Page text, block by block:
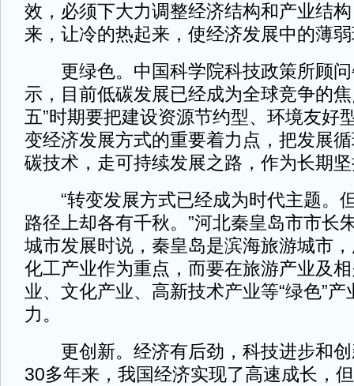
效，必须下大力调整经济结构和产业结
来，让冷的热起来，使经济发展中的薄
更绿色。中国科学院科技政策所顾问
示，目前低碳发展已经成为全球竞争的
五”时期要把建设资源节约型、环境友好
变经济发展方式的重要着力点，把发展
碳技术，走可持续发展之路，作为长期
“转变发展方式已经成为时代主题。
路径上却各有千秋。”河北秦皇岛市市长
城市发展时说，秦皇岛是滨海旅游城市
化工产业作为重点，而要在旅游产业及
业、文化产业、高新技术产业等“绿色”
力。
更创新。经济有后劲，科技进步和创
30多年来，我国经济实现了高速成长，